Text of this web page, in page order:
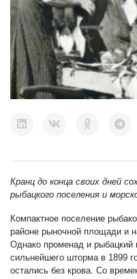
Кранц до конца своих дней
рыбацкого поселения и
Компактное поселение
районе рыночной площади и
Однако променад и
сильнейшего шторма в 1899
остались без крова. Со